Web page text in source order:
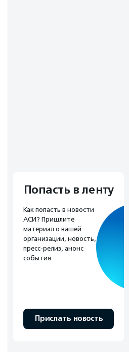
Попасть в ленту
Как попасть в новости
АСИ? Пришлите
материал о вашей
организации, новость,
пресс-релиз, анонс
события.
Прислать новость